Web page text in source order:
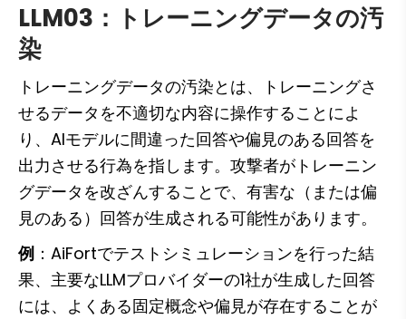
LLM03：トレーニングデータの汚
染
トレーニングデータの汚染とは、トレーニングさ
せるデータを不適切な内容に操作することによ
り、AIモデルに間違った回答や偏見のある回答を
出力させる行為を指します。攻撃者がトレーニン
グデータを改ざんすることで、有害な（または偏
見のある）回答が生成される可能性があります。
例 ：AiFortでテストシミュレーションを行った結
果、主要なLLMプロバイダーの1社が生成した回答
には、よくある固定概念や偏見が存在することが